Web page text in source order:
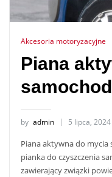
Akcesoria motoryzacyjne
Piana
by admin 5 lipca, 2024
Piana aktywna do
pianka do czyszczenia
zawierający związki